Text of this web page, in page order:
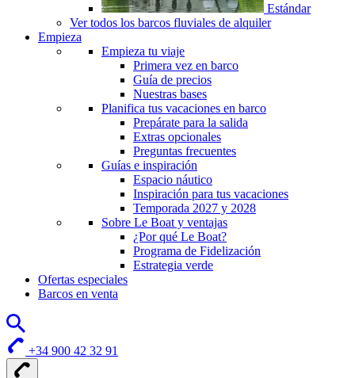
Estándar
Ver todos los barcos fluviales de alquiler
Empieza
Empieza tu viaje
Primera vez en barco
Guía de precios
Nuestras bases
Planifica tus vacaciones en barco
Prepárate para la salida
Extras opcionales
Preguntas frecuentes
Guías e inspiración
Espacio náutico
Inspiración para tus vacaciones
Temporada 2027 y 2028
Sobre Le Boat y ventajas
¿Por qué Le Boat?
Programa de Fidelización
Estrategia verde
Ofertas especiales
Barcos en venta
+34 900 42 32 91